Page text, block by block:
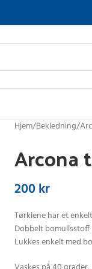
Hjem Bekledning
Arcona
200kr
Tørklene har et
Dobbelt
Lukkes enkelt med